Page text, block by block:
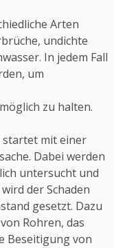
Arten
undichte
In jedem Fall
um
zu halten.
startet mit einer
Dabei werden
untersucht und
der Schaden
gesetzt. Dazu
Rohren, das
Beseitigung von